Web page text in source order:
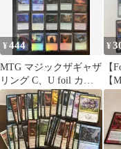
¥444
MTG マジックザギャザ
リング C、U foil カー
ド 25枚セット 日本語
¥
【
【